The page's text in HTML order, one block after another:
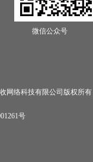
微信公众号
网络科技有限公司版权所有
号